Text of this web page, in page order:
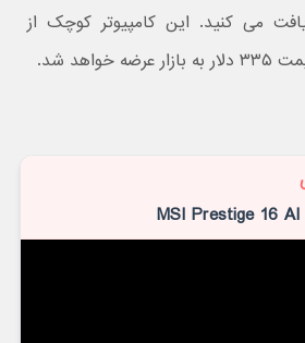
می کنید. این کامپیوتر کوچک از